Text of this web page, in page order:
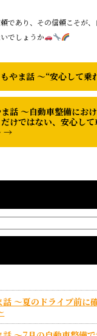
であり、その信頼こそが
でしょうか
やま話 ～“安心して乗
話 ～自動車整備にお
けではない、安心し
→
～夏のドライブ前に